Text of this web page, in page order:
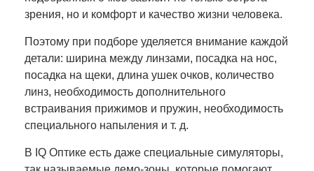
зрения, но и комфорт и качество жизни человека.
Поэтому при подборе уделяется внимание каждой
детали: ширина между линзами, посадка на нос,
посадка на щеки, длина ушек очков, количество
линз, необходимость дополнительного
встраивания прижимов и пружин, необходимость
специального напыления и т. д.
В IQ Оптике есть даже специальные симуляторы,